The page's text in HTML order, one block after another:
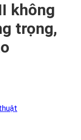
không
trọng,